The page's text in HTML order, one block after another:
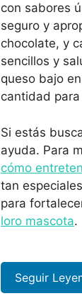
con sabores
seguro y
chocolate, y
sencillos y
queso bajo
cantidad
Si estás
ayuda. Para
cómo
tan
para
loro mascota.
Seguir